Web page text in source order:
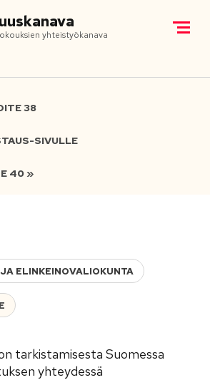
yhteistyökanava
38
SIVULLE
40 »
ELINKEINOVALIOKUNTA
tarkistamisesta Suomessa
yhteydessä